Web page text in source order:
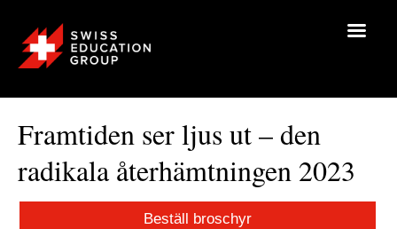
Framtiden ser ljus ut – den
radikala återhämtningen 2023
Beställ broschyr